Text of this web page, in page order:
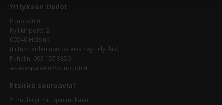
Yrityksen tiedot
Puupuoti.fi
Kyllikinportti 2
00240 Helsinki
(Ei tuotteiden noutoa eikä näyttelytilaa)
Puhelin: 093 157 3850
asiakaspalvelu@puupuoti.fi
Etsitkö seuraavia?
Puulevyt mittojen mukaan